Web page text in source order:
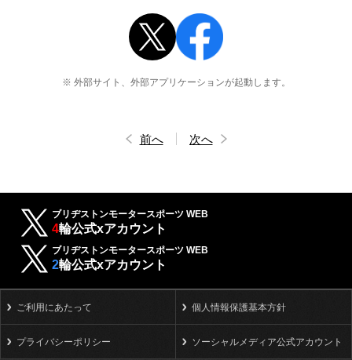
※ 外部サイト、外部アプリケーションが起動します。
前へ 次へ
ブリヂストンモータースポーツ WEB
4輪公式xアカウント
ブリヂストンモータースポーツ WEB
2輪公式xアカウント
ご利用にあたって 個人情報保護基本方針
プライバシーポリシー ソーシャルメディア公式アカウント